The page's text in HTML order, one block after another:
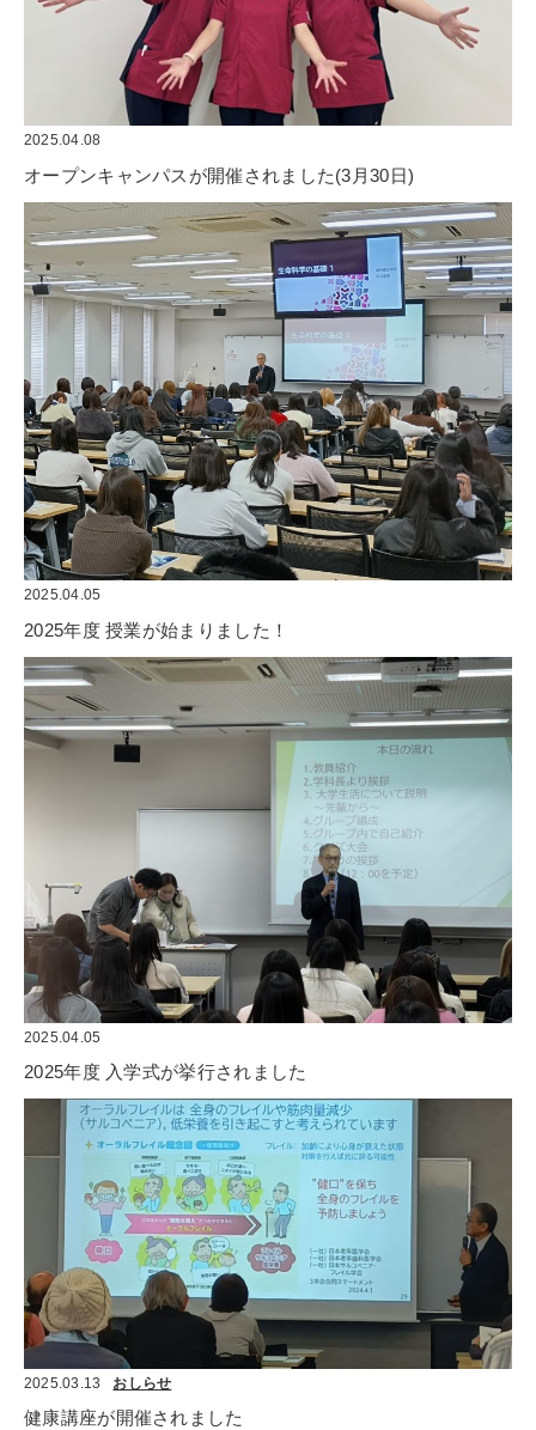
2025.04.08
オープンキャンパスが開催されました(3月30日)
2025.04.05
2025年度 授業が始まりました！
2025.04.05
2025年度 入学式が挙行されました
2025.03.13 おしらせ
健康講座が開催されました